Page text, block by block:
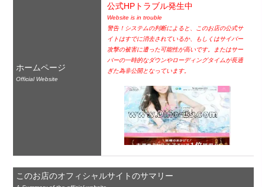
ホームページ
Official Website
公式HPトラブル発生中
Website is in trouble
警告！システムの判断によると、このお店の公式サ
イトはすでに消去されているか、もしくはサイバー
攻撃の被害に遭った可能性が高いです。またはサー
バーの一時的なダウンやローディングタイムが長過
ぎた為非公開となっています。
このお店のオフィシャルサイトのサマリー